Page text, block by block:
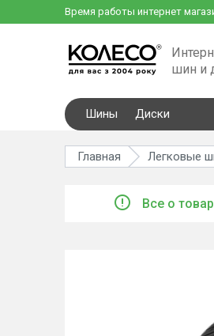
Время работы интернет
шин и
Шины Диски
Главная Легковые
Все о